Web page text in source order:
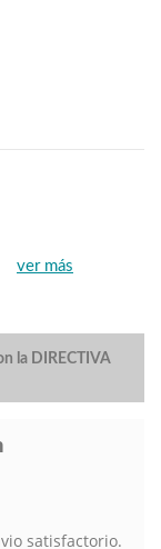
ver más
la DIRECTIVA
satisfactorio.